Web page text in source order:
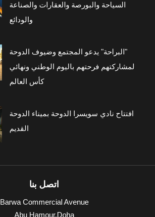
السياحة والبورصة والعقارات والصناعة
والودائع
"البراحة" يدعو المجتمع وضيوف الدوحة
لمشاركتهم فرحتهم باليوم الوطني ونهائي
كأس العالم
افتتاح نادي سويسرا الدوحة بميناء الدوحة
القديم
اتصل بنا
Barwa Commercial Avenue
Abu Hamour,Doha